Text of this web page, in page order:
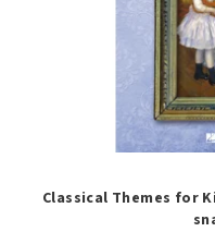
Classical Themes for